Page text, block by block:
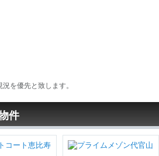
を優先と致します。
件